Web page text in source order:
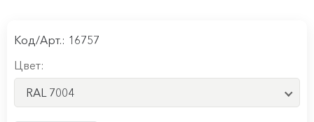
Код/Арт.: 16757
Цвет:
RAL 7004